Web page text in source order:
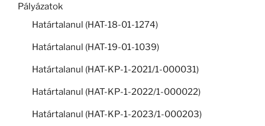
Pályázatok
Határtalanul (HAT-18-01-1274)
Határtalanul (HAT-19-01-1039)
Határtalanul (HAT-KP-1-2021/1-000031)
Határtalanul (HAT-KP-1-2022/1-000022)
Határtalanul (HAT-KP-1-2023/1-000203)